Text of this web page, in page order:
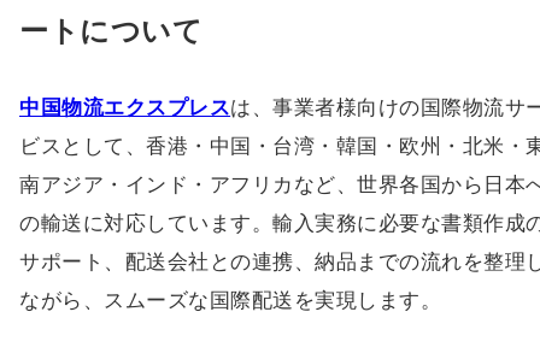
ートについて
中国物流エクスプレスは、事業者様向けの国際物流サ
ビスとして、香港・中国・台湾・韓国・欧州・北米・
南アジア・インド・アフリカなど、世界各国から日本
の輸送に対応しています。輸入実務に必要な書類作成
サポート、配送会社との連携、納品までの流れを整理
ながら、スムーズな国際配送を実現します。